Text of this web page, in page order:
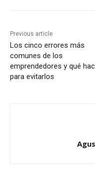
Previous article
Los cinco errores más
comunes de los
emprendedores y qué
para evitarlos